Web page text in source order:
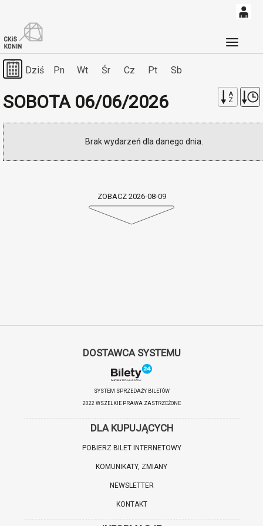
0,00
PLN
14 50
Dziś Pn Wt Śr Cz Pt Sb
SOBOTA 06/06/2026 A
Z
Brak wydarzeń dla danego dnia.
ZOBACZ 2026-08-09
DOSTAWCA SYSTEMU
SYSTEM SPRZEDAŻY BILETÓW
2022 WSZELKIE PRAWA ZASTRZEŻONE
DLA KUPUJĄCYCH
POBIERZ BILET INTERNETOWY
KOMUNIKATY, ZMIANY
NEWSLETTER
KONTAKT